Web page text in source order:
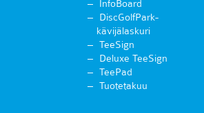
InfoBoard
DiscGolfPark-
kävijälaskuri
TeeSign
Deluxe TeeSign
TeePad
Tuotetakuu